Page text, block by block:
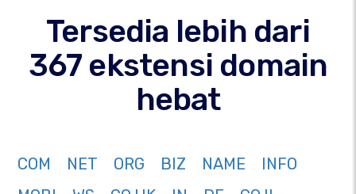
Tersedia lebih dari
367 ekstensi domain
hebat
COM NET ORG BIZ NAME
INFO